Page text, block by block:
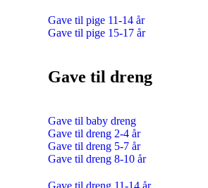
Gave til pige 11-14 år
Gave til pige 15-17 år
Gave til dreng
Gave til baby dreng
Gave til dreng 2-4 år
Gave til dreng 5-7 år
Gave til dreng 8-10 år
Gave til dreng 11-14 år